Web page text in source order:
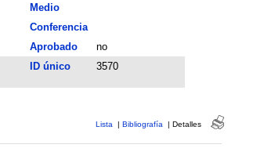
Medio
Conferencia
Aprobado
no
ID único 3570
Lista | Bibliografía | Detalles